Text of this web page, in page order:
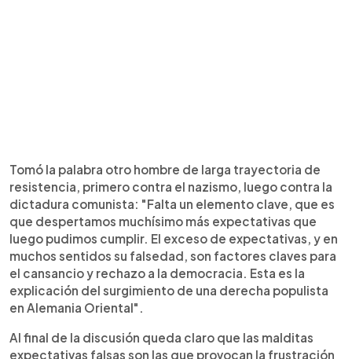
Tomó la palabra otro hombre de larga trayectoria de
resistencia, primero contra el nazismo, luego contra la
dictadura comunista: "Falta un elemento clave, que es
que despertamos muchísimo más expectativas que
luego pudimos cumplir. El exceso de expectativas, y en
muchos sentidos su falsedad, son factores claves para
el cansancio y rechazo a la democracia. Esta es la
explicación del surgimiento de una derecha populista
en Alemania Oriental".
Al final de la discusión queda claro que las malditas
expectativas falsas son las que provocan la frustración